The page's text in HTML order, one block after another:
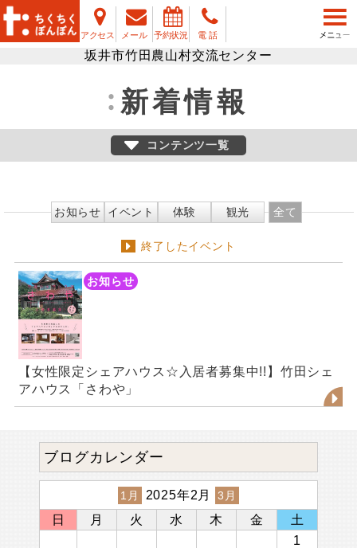
アクセス メール 予約状況 電 話
坂井市竹田農山村交流センター
新着情報
コンテンツ一覧
お知らせ イベント 体験 観光 全て
終了したイベント
お知らせ
【女性限定シェアハウス☆入居者募集中!!】竹田シェ
アハウス「さわや」
ブログカレンダー
1月 2025年2月 3月
日 月 火 水 木 金
土
1